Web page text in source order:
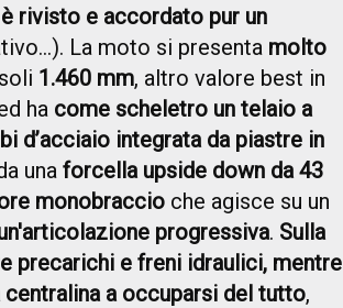
rivisto e accordato pur un
La moto si presenta molto
1.460 mm, altro valore best in
ha come scheletro un telaio a
d’acciaio integrata da piastre in
una forcella upside down da 43
monobraccio che agisce su un
progressiva. Sulla
precarichi e freni idraulici, mentre
a occuparsi del tutto,